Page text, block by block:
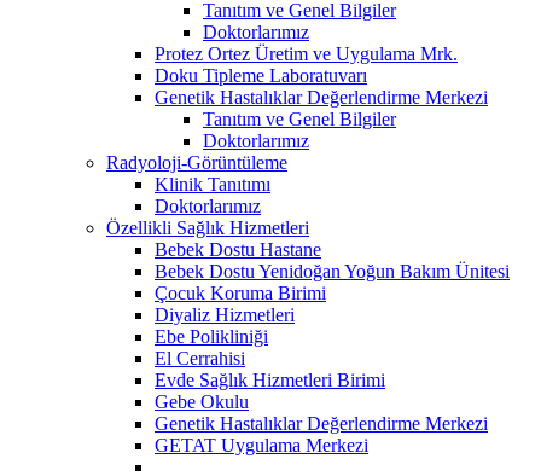
Tanıtım ve Genel Bilgiler
Doktorlarımız
Protez Ortez Üretim ve Uygulama Mrk.
Doku Tipleme Laboratuvarı
Genetik Hastalıklar Değerlendirme Merkezi
Tanıtım ve Genel Bilgiler
Doktorlarımız
Radyoloji-Görüntüleme
Klinik Tanıtımı
Doktorlarımız
Özellikli Sağlık Hizmetleri
Bebek Dostu Hastane
Bebek Dostu Yenidoğan Yoğun Bakım Ünitesi
Çocuk Koruma Birimi
Diyaliz Hizmetleri
Ebe Polikliniği
El Cerrahisi
Evde Sağlık Hizmetleri Birimi
Gebe Okulu
Genetik Hastalıklar Değerlendirme Merkezi
GETAT Uygulama Merkezi